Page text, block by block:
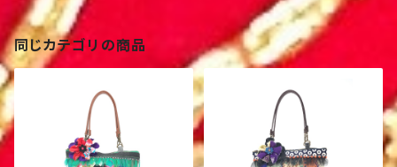
同じカテゴリの商品